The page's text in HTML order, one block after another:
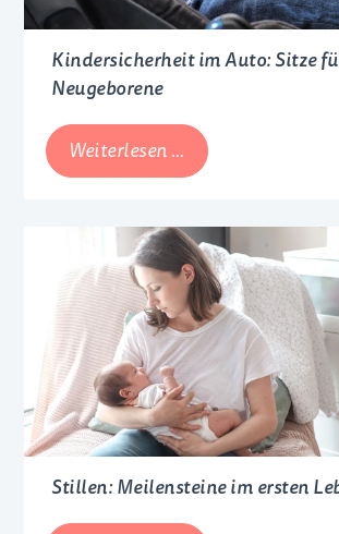
Kindersicherheit im Auto: Sitze
Neugeborene
Weiterlesen … Kindersicherheit
im
Sitze
für
Neugeborene
Stillen: Meilensteine im ersten